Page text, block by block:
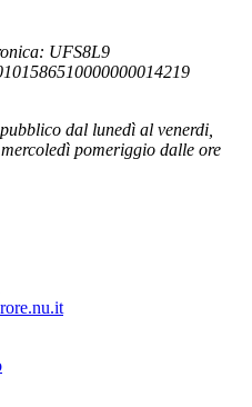
UFS8L9
dal lunedì al venerdi,
pomeriggio dalle ore